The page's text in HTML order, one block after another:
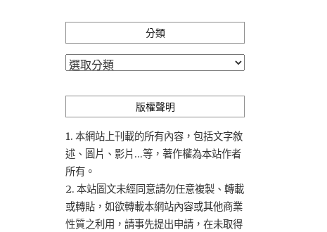
分類
分
版權聲明
1. 本網站上刊載的所有內容，包括文字敘
述、圖片、影片...等，著作權為本站作者
所有。
2. 本站圖文未經同意請勿任意複製、轉載
或轉貼，如欲轉載本網站內容或其他商業
性質之利用，請事先提出申請，在未取得